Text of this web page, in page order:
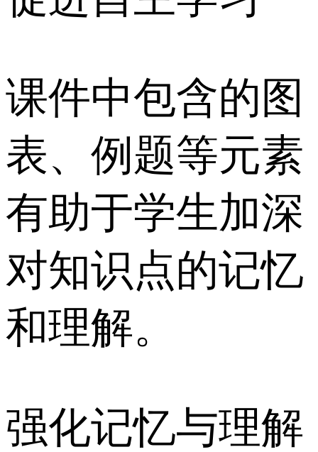
课件中包含的图
表、例题等元素
有助于学生加深
对知识点的记忆
和理解。
强化记忆与理解